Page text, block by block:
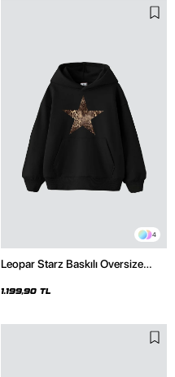
4
Leopar Starz Baskılı Oversize
1.199,90 TL